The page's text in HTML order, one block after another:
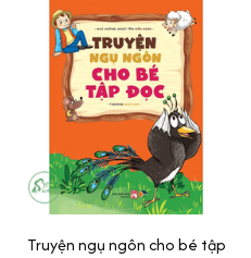
trẻ nề nếp, chăm ngoan dành
cho bé 3-9 tuổi ...
Truyện ngụ ngôn cho bé tập